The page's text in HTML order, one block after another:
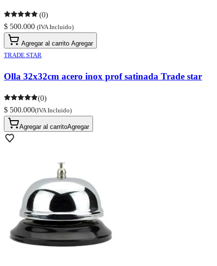
(0)
$ 500.000 (IVA Incluido)
Agregar al carrito Agregar
TRADE STAR
Olla 32x32cm acero inox prof satinada Trade star
(0)
$ 500.000(IVA Incluido)
Agregar al carritoAgregar